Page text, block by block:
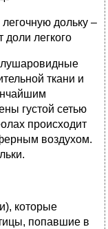
легочную дольку –
доли легкого
ткани и
густой сетью
происходит
воздухом.
которые
попавшие в